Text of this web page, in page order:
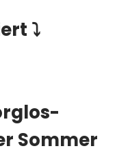
⤵
Sommer